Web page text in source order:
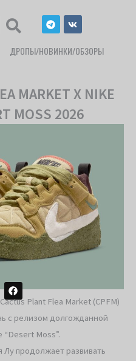
T
e
l
e
g
V
k
ДРОПЫ/НОВИНКИ/ОБЗОРЫ
MARKET X NIKE
MOSS 2026
Plant Flea Market (CPFM)
с релизом долгожданной
“Desert Moss”.
продолжает развивать